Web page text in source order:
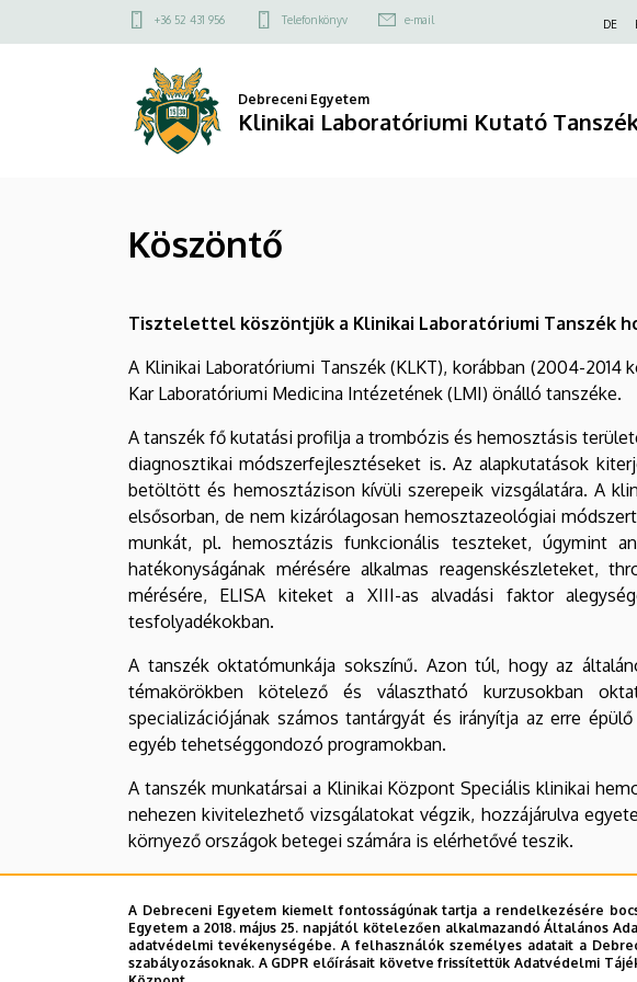
Köszöntő
Laboratóriumi
Tanszék
a
Felső
menü
+36 52 431 956 Telefonkönyv e-mail DE
Debreceni Egyetem
Klinikai Laboratóriumi Kutató
Köszöntő
Tisztelettel köszöntjük a Klinikai Laboratóriumi Tanszék
A Klinikai Laboratóriumi Tanszék (KLKT), korábban (2004-
Kar Laboratóriumi Medicina Intézetének (LMI) önálló tanszéke.
A tanszék fő kutatási profilja a trombózis és hemosztásis
diagnosztikai módszerfejlesztéseket is. Az alapkutatások
betöltött és hemosztázison kívüli szerepeik vizsgálatára. A
elsősorban, de nem kizárólagosan hemosztazeológiai
munkát, pl. hemosztázis funkcionális teszteket, úgymint
hatékonyságának mérésére alkalmas reagenskészleteket,
mérésére, ELISA kiteket a XIII-as alvadási faktor
tesfolyadékokban.
A tanszék oktatómunkája sokszínű. Azon túl, hogy az
témakörökben kötelező és választható kurzusokban
specializációjának számos tantárgyát és irányítja az erre
egyéb tehetséggondozó programokban.
A tanszék munkatársai a Klinikai Központ Speciális klinikai
nehezen kivitelezhető vizsgálatokat végzik, hozzájárulva
környező országok betegei számára is elérhetővé teszik.
kapcsolatos, hallgatóknak szóló tudnivalók az e-learning
részletei (kérőlapok, logisztikai tudnivalók, stb.) a
kapcsolatos kérdésekben, kollaborációs, vagy betegellátással
A Debreceni Egyetem kiemelt fontosságúnak tartja a rendelkezésére
Egyetem a 2018. május 25. napjától kötelezően alkalmazandó Általános
adatvédelmi tevékenységébe. A felhasználók személyes adatait a
szabályozásoknak. A GDPR előírásait követve frissítettük Adatvédelmi